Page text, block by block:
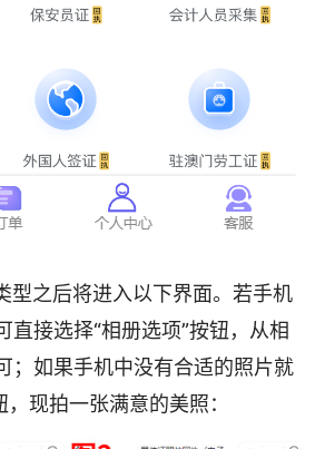
型之后将进入以下界面。若手机
直接选择“相册选项”按钮，从相
；如果手机中没有合适的照片就
现拍一张满意的美照：